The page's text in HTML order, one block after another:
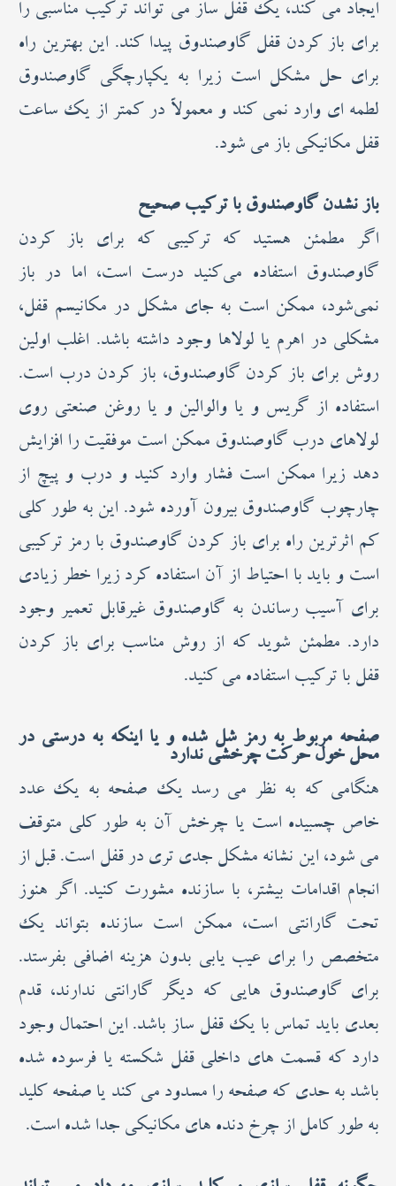
ایجاد می کند، یک قفل ساز می تواند ترکیب مناسبی را
برای باز کردن قفل گاوصندوق پیدا کند. این بهترین راه
برای حل مشکل است زیرا به یکپارچگی گاوصندوق
لطمه ای وارد نمی کند و معمولاً در کمتر از یک ساعت
قفل مکانیکی باز می شود.
باز نشدن گاوصندوق با ترکیب صحیح
اگر مطمئن هستید که ترکیبی که برای باز کردن
گاوصندوق استفاده می‌کنید درست است، اما در باز
نمی‌شود، ممکن است به جای مشکل در مکانیسم قفل،
مشکلی در اهرم یا لولاها وجود داشته باشد. اغلب اولین
روش برای باز کردن گاوصندوق، باز کردن درب است.
استفاده از گریس و یا والوالین و یا روغن صنعتی روی
لولاهای درب گاوصندوق ممکن است موفقیت را افزایش
دهد زیرا ممکن است فشار وارد ‌کنید و درب و پیچ از
چارچوب گاوصندوق بیرون آورده شود. این به طور کلی
کم اثرترین راه برای باز کردن گاوصندوق با رمز ترکیبی
است و باید با احتیاط از آن استفاده کرد زیرا خطر زیادی
برای آسیب رساندن به گاوصندوق غیرقابل تعمیر وجود
دارد. مطمئن شوید که از روش مناسب برای باز کردن
قفل با ترکیب استفاده می کنید.
صفحه مربوط به رمز شل شده و یا اینکه به درستی در
محل خول حرکت چرخشی ندارد
هنگامی که به نظر می رسد یک صفحه به یک عدد
خاص چسبیده است یا چرخش آن به طور کلی متوقف
می شود، این نشانه مشکل جدی تری در قفل است. قبل از
انجام اقدامات بیشتر، با سازنده مشورت کنید. اگر هنوز
تحت گارانتی است، ممکن است سازنده بتواند یک
متخصص را برای عیب یابی بدون هزینه اضافی بفرستد.
برای گاوصندوق هایی که دیگر گارانتی ندارند، قدم
بعدی باید تماس با یک قفل ساز باشد. این احتمال وجود
دارد که قسمت های داخلی قفل شکسته یا فرسوده شده
باشد به حدی که صفحه را مسدود می کند یا صفحه کلید
به طور کامل از چرخ دنده های مکانیکی جدا شده است.